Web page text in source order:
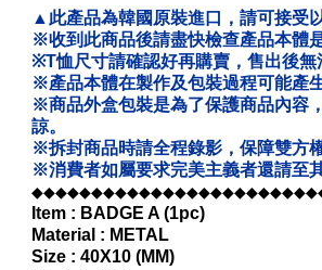
▲此產品為韓國原裝進口，請可接受
※收到此商品後請盡快檢查產品本體
※T恤尺寸請確認好再購賣，售出後無
※產品本體在製作及包裝過程可能產
※商品外盒包裝是為了保護商品內容
諒。
※拆封商品時請全程錄影，保障雙方
※消費者如屬要求完美主義者還請至
Item : BADGE A (1pc)
Material : METAL
Size : 40X10 (MM)